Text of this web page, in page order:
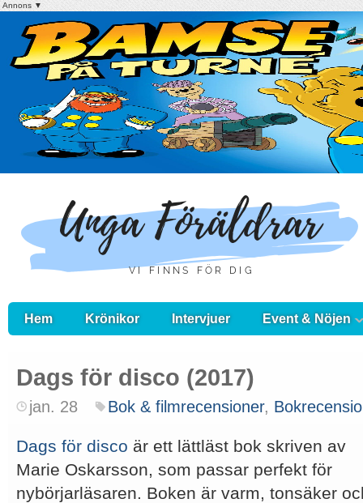
Annons ▼
Hem Krönikor Intervjuer Event & Nöjen
Dags för disco (2017)
jan. 28 Bok & filmrecensioner,
Dags för disco är ett lättläst bok skriven av
Marie Oskarsson, som passar perfekt för
nybörjarläsaren. Boken är varm, tonsäker